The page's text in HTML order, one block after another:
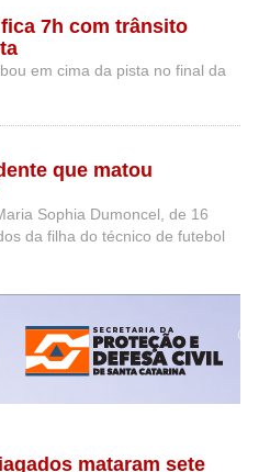
7h com trânsito
em cima da pista no final da
que matou
Sophia Dumoncel, de 16
da filha do técnico de futebol
mataram sete